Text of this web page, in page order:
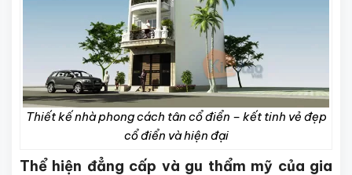
Thiết kế nhà phong cách tân cổ điển – kết tinh vẻ đẹp
cổ điển và hiện đại
Thể hiện đẳng cấp và gu thẩm mỹ của gia